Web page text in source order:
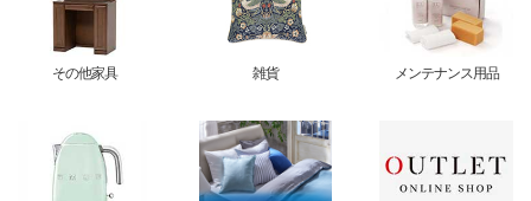
その他家具 雑貨 メンテナンス用品